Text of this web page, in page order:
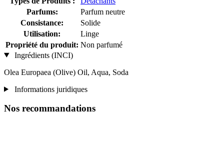
Parfums:
Parfum neutre
Consistance:
Solide
Utilisation:
Linge
Propriété du produit: Non parfumé
Ingrédients (INCI)
Olea Europaea (Olive) Oil, Aqua, Soda
Informations juridiques
Nos recommandations